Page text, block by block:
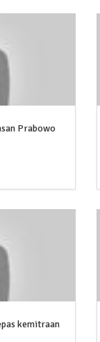
Prabowo
kemitraan